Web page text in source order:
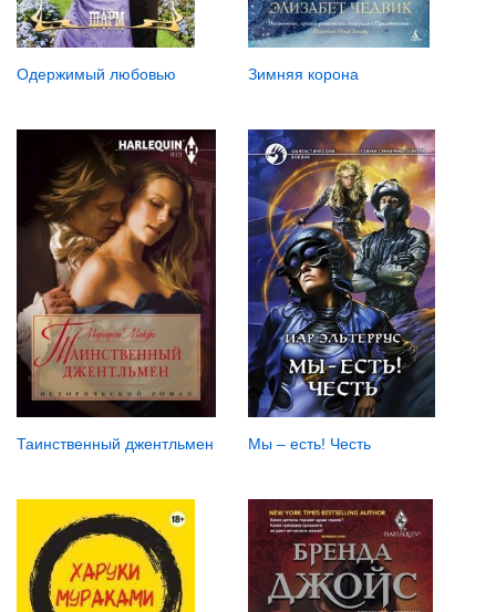
Одержимый любовью Зимняя корона
Таинственный джентльмен Мы – есть! Честь